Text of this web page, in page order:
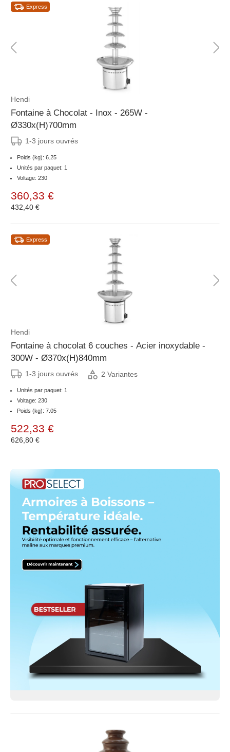
Express
Hendi
Fontaine à Chocolat - Inox - 265W -
Ø330x(H)700mm
1-3 jours ouvrés
Poids (kg): 6.25
Unités par paquet: 1
Voltage: 230
360,33 €
432,40 €
Express
Hendi
Fontaine à chocolat 6 couches - Acier inoxydable -
300W - Ø370x(H)840mm
1-3 jours ouvrés 2 Variantes
Unités par paquet: 1
Voltage: 230
Poids (kg): 7.05
522,33 €
626,80 €